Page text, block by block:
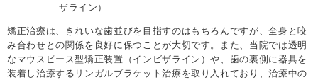
ザライン）
矯正治療は、きれいな歯並びを目指すのはもちろんですが、全身と咬
み合わせとの関係を良好に保つことが大切です。また、当院では透明
なマウスピース型矯正装置（インビザライン）や、歯の裏側に器具を
装着し治療するリンガルブラケット治療を取り入れており、治療中の